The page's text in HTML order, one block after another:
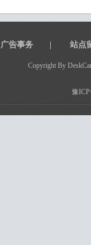
广告事务 站点
Copyright By
豫ICP